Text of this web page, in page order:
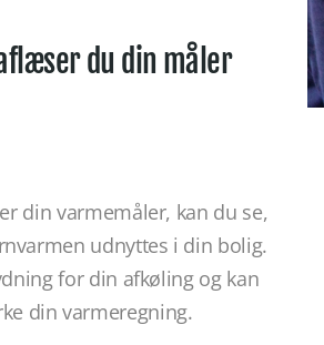
du din måler
din varmemåler, kan du se,
udnyttes i din bolig.
for din afkøling og kan
din varmeregning.